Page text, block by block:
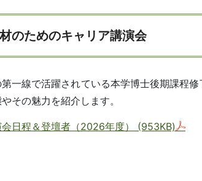
のためのキャリア講演会
一線で活躍されている本学博士後期課程
その魅力を紹介します。
日程＆登壇者（2026年度） (953KB)